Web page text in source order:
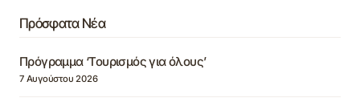
Πρόσφατα Νέα
Πρόγραμμα ‘Τουρισμός για όλους’
7 Αυγούστου 2026